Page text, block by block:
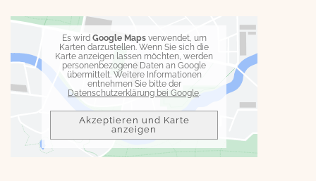
Es wird Google Mapsverwendet, um
Karten darzustellen. Wenn Sie sich die
Karte anzeigen lassen möchten, werden
personenbezogene Daten an Google
übermittelt. Weitere Informationen
entnehmen Sie bitte der
Datenschutzerklärung bei Google
Akzeptieren und Karte
anzeigen